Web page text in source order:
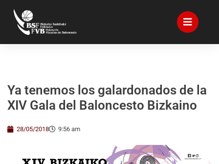
Ya tenemos los galardonados de la
XIV Gala del Baloncesto Bizkaino
28/05/2018 9:56 am